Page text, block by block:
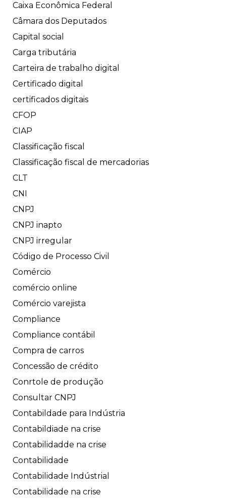
Caixa Econômica Federal
Câmara dos Deputados
Capital social
Carga tributária
Carteira de trabalho digital
Certificado digital
certificados digitais
CFOP
CIAP
Classificação fiscal
Classificação fiscal de mercadorias
CLT
CNI
CNPJ
CNPJ inapto
CNPJ irregular
Código de Processo Civil
Comércio
comércio online
Comércio varejista
Compliance
Compliance contábil
Compra de carros
Concessão de crédito
Conrtole de produção
Consultar CNPJ
Contabildade para Indústria
Contabildiade na crise
Contabilidadde na crise
Contabilidade
Contabilidade Indústrial
Contabilidade na crise